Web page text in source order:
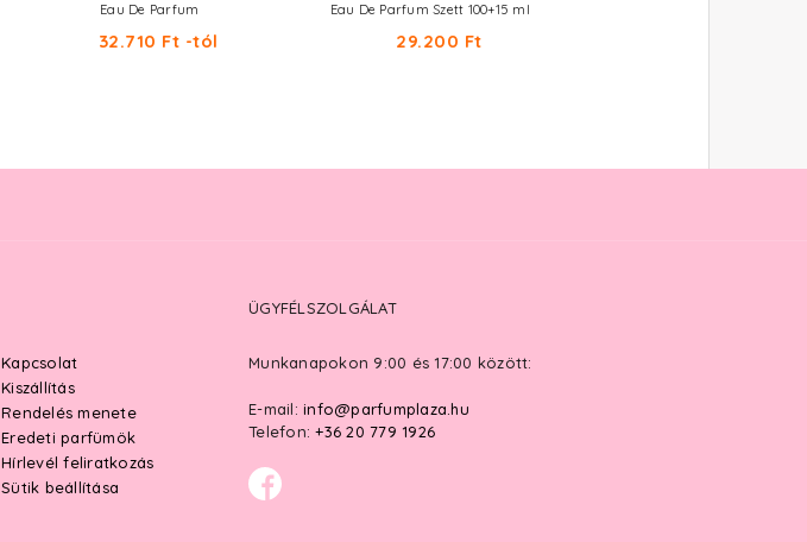
Eau De Parfum
32.710 Ft -tól
Eau De Parfum Szett 100+15 ml
29.200 Ft
Kapcsolat
Kiszállítás
Rendelés menete
Eredeti parfümök
Hírlevél feliratkozás
Sütik beállítása
ÜGYFÉLSZOLGÁLAT
Munkanapokon 9:00 és 17:00 között:
E-mail: info@parfumplaza.hu
Telefon: +36 20 779 1926